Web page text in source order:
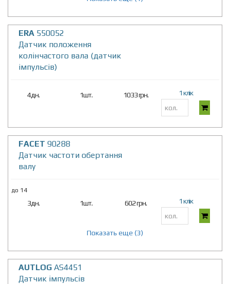
ERA 550052
Датчик положення
колінчастого вала (датчик
імпульсів)
4дн. 1шт. 1033 грн. 1 клік
FACET 90288
Датчик частоти обертання
валу
до 14
3дн. 1шт. 602 грн. 1 клік
Показать еще (3)
AUTLOG AS4451
Датчик iмпульсiв